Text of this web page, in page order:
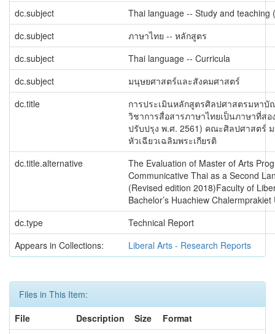
dc.subject
Thai language -- Study and teaching
dc.subject
ภาษาไทย -- หลักสูตร
dc.subject
Thai language -- Curricula
dc.subject
มนุษยศาสตร์และสังคมศาสตร์
dc.title
การประเมินหลักสูตรศิลปศาสตรมหา
วิชาการสื่อสารภาษาไทยเป็นภาษาที่สอ
ปรับปรุง พ.ศ. 2561) คณะศิลปศาสตร์
หัวเฉียวเฉลิมพระเกียรติ
dc.title.alternative
The Evaluation of Master of Arts
Communicative Thai as a Second
(Revised edition 2018)Faculty of
Bachelor’s Huachiew Chalermprakiet
dc.type
Technical Report
Appears in Collections:
Liberal Arts - Research Reports
Files in This Item:
File
Description Size
Format